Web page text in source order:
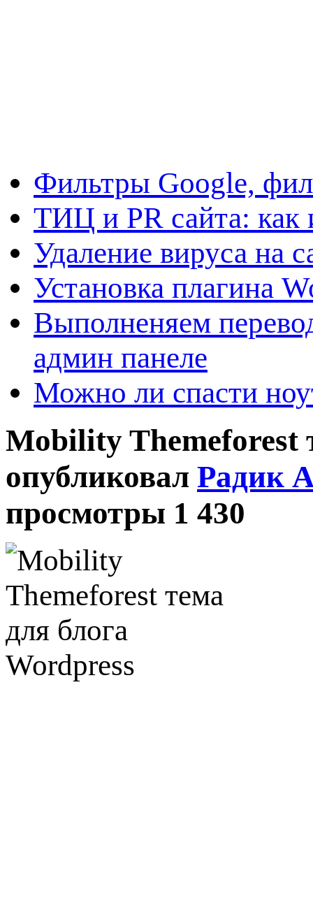
Фильтры Google,
ТИЦ и PR сайта: как
Удаление вируса на
Установка плагина
Выполненяем
админ панеле
Можно ли спасти
Mobility Themeforest
опубликовал Радик
просмотры 1 430